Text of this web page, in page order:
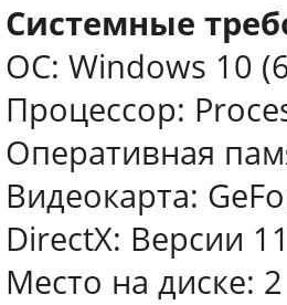
Системные
ОС: Windows 10
Процессор:
Оперативная
Видеокарта:
DirectX: Версии 11
Место на диске: